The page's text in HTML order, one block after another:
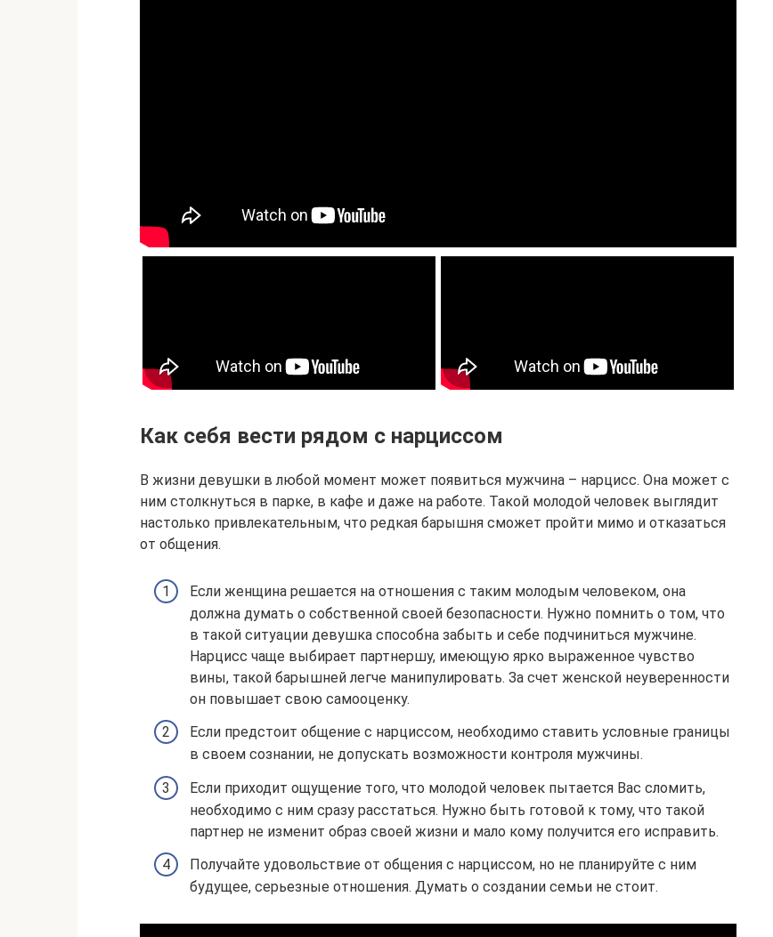
Как себя вести рядом с нарциссом
В жизни девушки в любой момент может появиться мужчина – нарцисс. Она может с
ним столкнуться в парке, в кафе и даже на работе. Такой молодой человек выглядит
настолько привлекательным, что редкая барышня сможет пройти мимо и отказаться
от общения.
Если женщина решается на отношения с таким молодым человеком, она
должна думать о собственной своей безопасности. Нужно помнить о том, что
в такой ситуации девушка способна забыть и себе подчиниться мужчине.
Нарцисс чаще выбирает партнершу, имеющую ярко выраженное чувство
вины, такой барышней легче манипулировать. За счет женской неуверенности
он повышает свою самооценку.
Если предстоит общение с нарциссом, необходимо ставить условные границы
в своем сознании, не допускать возможности контроля мужчины.
Если приходит ощущение того, что молодой человек пытается Вас сломить,
необходимо с ним сразу расстаться. Нужно быть готовой к тому, что такой
партнер не изменит образ своей жизни и мало кому получится его исправить.
Получайте удовольствие от общения с нарциссом, но не планируйте с ним
будущее, серьезные отношения. Думать о создании семьи не стоит.